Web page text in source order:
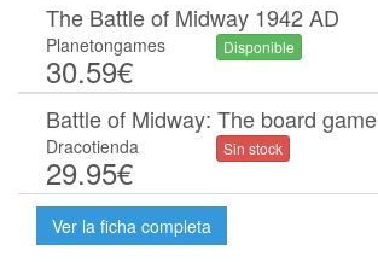
The Battle of Midway 1942 AD
Planetongames
30.59€
Disponible
Battle of Midway: The board game
Dracotienda
29.95€
Sin stock
Ver la ficha completa